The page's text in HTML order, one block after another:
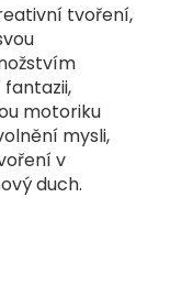
tvoření,
motoriku
mysli,
v
duch.